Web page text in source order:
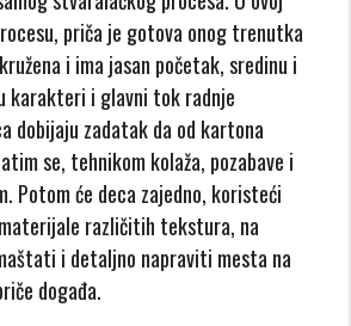
priča je gotova onog trenutka
i ima jasan početak, sredinu i
karakteri i glavni tok radnje
dobijaju zadatak da od kartona
se, tehnikom kolaža, pozabave i
Potom će deca zajedno, koristeći
različitih tekstura, na
i detaljno napraviti mesta na
događa.